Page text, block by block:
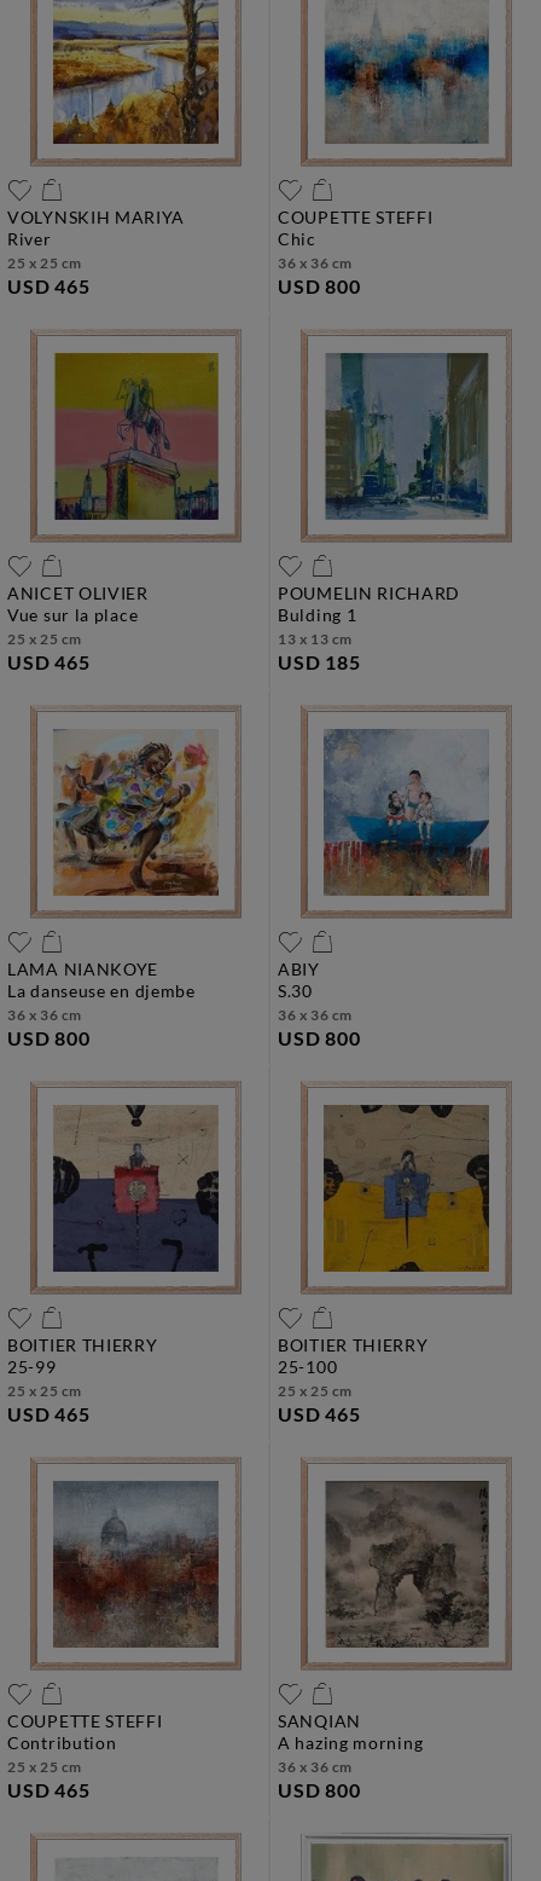
VOLYNSKIH MARIYA
river
25 x 25 cm
USD 465
COUPETTE STEFFI
chic
36 x 36 cm
USD 800
ANICET OLIVIER
vue sur la place
25 x 25 cm
USD 465
POUMELIN RICHARD
bulding 1
13 x 13 cm
USD 185
LAMA NIANKOYE
la danseuse en djembe
36 x 36 cm
USD 800
ABIY
s.30
36 x 36 cm
USD 800
BOITIER THIERRY
25-99
25 x 25 cm
USD 465
BOITIER THIERRY
25-100
25 x 25 cm
USD 465
COUPETTE STEFFI
contribution
25 x 25 cm
USD 465
SANQIAN
a hazing morning
36 x 36 cm
USD 800